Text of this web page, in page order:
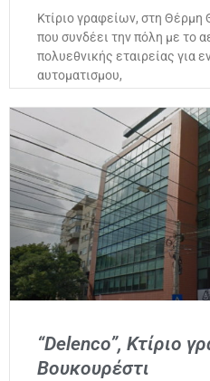
Κτίριο γραφείων, στη Θέρμη
που συνδέει την πόλη με το
πολυεθνικής εταιρείας για
αυτοματισμου,
“Delenco”, Κτίριο
Βουκουρέστι